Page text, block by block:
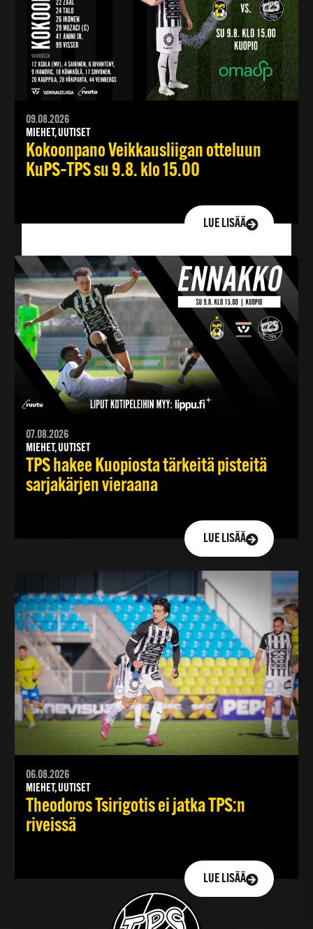
09.08.2026
MIEHET, UUTISET
Kokoonpano Veikkausliigan otteluun
KuPS–TPS su 9.8. klo 15.00
LUE LISÄÄ
07.08.2026
MIEHET, UUTISET
TPS hakee Kuopiosta tärkeitä pisteitä
sarjakärjen vieraana
LUE LISÄÄ
06.08.2026
MIEHET, UUTISET
Theodoros Tsirigotis ei jatka TPS:n
riveissä
LUE LISÄÄ